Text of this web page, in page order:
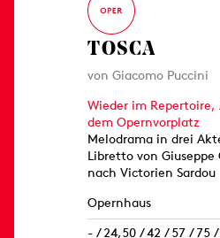
TOSCA
von Giacomo Puccini
Wieder im
dem Opernvorplatz
Melodrama in drei
Libretto von Giuseppe
nach Victorien Sardou
Opernhaus
- / 24,50 / 42 / 57 / 75